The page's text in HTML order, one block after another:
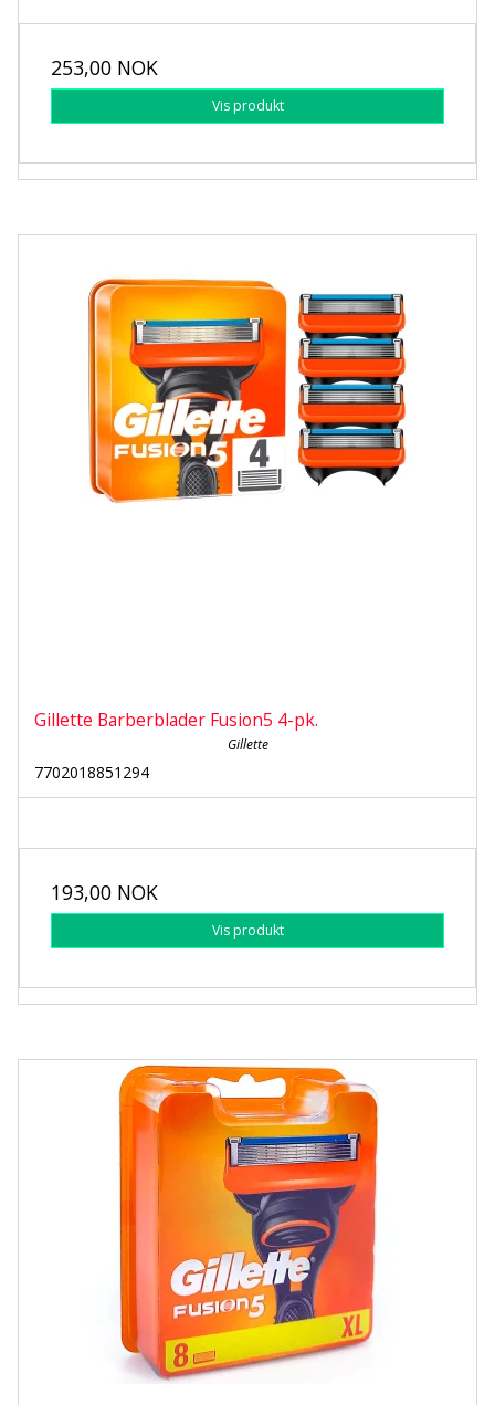
253,00 NOK
Vis produkt
Gillette Barberblader Fusion5 4-pk.
Gillette
7702018851294
193,00 NOK
Vis produkt